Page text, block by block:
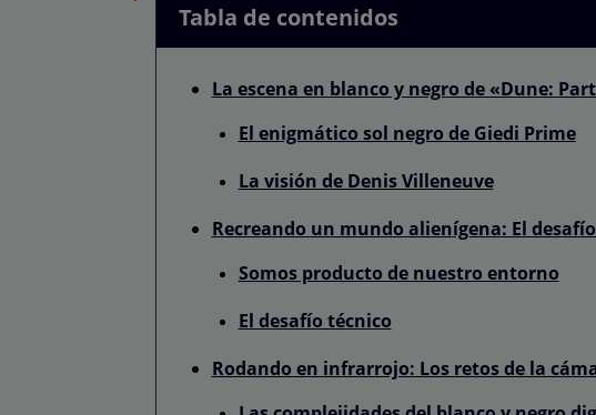
Tabla de contenidos
La escena en blanco y negro de «Dune:
El enigmático sol negro de Giedi Prime
La visión de Denis Villeneuve
Recreando un mundo alienígena: El
Somos producto de nuestro entorno
El desafío técnico
Rodando en infrarrojo: Los retos de la